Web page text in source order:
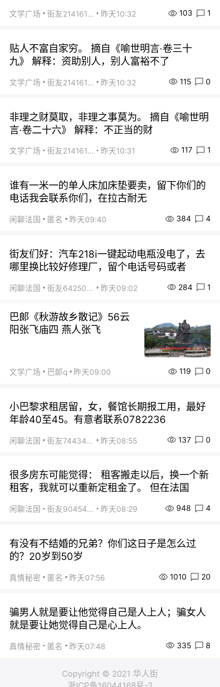
文学广场 街友21416156 昨天10:32 103 1
贴人不富自家穷。 摘自《喻世明言·卷三十
九》 解释：资助别人，别人富裕不了
文学广场 街友21416156 昨天10:32 115 0
非理之财莫取，非理之事莫为。 摘自《喻世明
言·卷二十六》 解释：不正当的财
文学广场 街友21416156 昨天10:31 117 1
谁有一米一的单人床加床垫要卖，留下你们的
电话我会联系你们，在拉古耐无
闲聊法国 匿名 昨天09:40 384 4
街友们好：汽车218i一键起动电瓶没电了，去
哪里换比较好修理厂，留个电话号码或者
闲聊法国 街友64250024 昨天09:02 284 1
巴郞《秋游故乡散记》56云
阳张飞庙四 燕人张飞
文学广场 巴郞q 昨天09:00 119 0
小巴黎求租居留，女，餐馆长期报工用，最好
年龄40至45。有意者联系0782236
闲聊法国 街友74434350 昨天08:55 137 0
很多房东可能觉得： 租客搬走以后，换一个新
租客，我就可以重新定租金了。 但在法国
闲聊法国 街友90454511 昨天08:29 948 4
有没有不结婚的兄弟？你们这日子是怎么过
的？20岁到50岁
真情秘密 匿名 昨天07:56 1010 20
骗男人就是要让他觉得自己是人上人；骗女人
就是要让她觉得自己是心上人。
真情秘密 匿名 昨天07:48 335 8
Copyright © 2021 华人街